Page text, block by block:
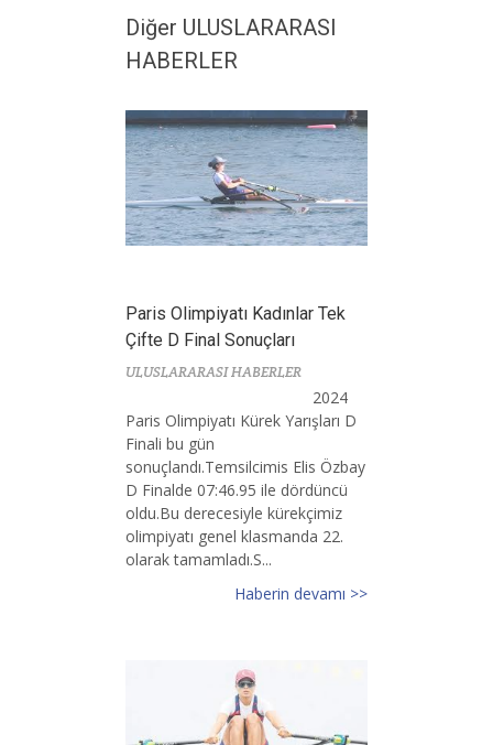
Diğer ULUSLARARASI
HABERLER
Paris Olimpiyatı Kadınlar Tek
Çifte D Final Sonuçları
ULUSLARARASI HABERLER
2024
Paris Olimpiyatı Kürek Yarışları D
Finali bu gün
sonuçlandı.Temsilcimis Elis Özbay
D Finalde 07:46.95 ile dördüncü
oldu.Bu derecesiyle kürekçimiz
olimpiyatı genel klasmanda 22.
olarak tamamladı.S...
Haberin devamı >>